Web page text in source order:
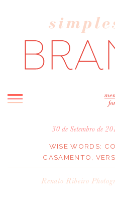
MELHOR
30 de Setembro de
WISE WORDS:
CASAMENTO,
Renato Ribeiro